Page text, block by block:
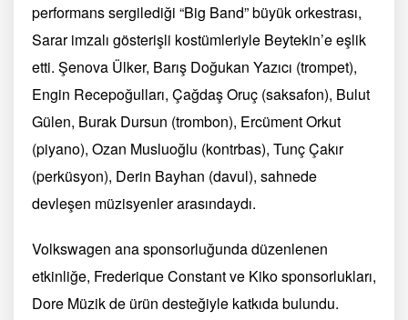
performans sergilediği “Big Band” büyük orkestrası,
Sarar imzalı gösterişli kostümleriyle Beytekin’e eşlik
etti. Şenova Ülker, Barış Doğukan Yazıcı (trompet),
Engin Recepoğulları, Çağdaş Oruç (saksafon), Bulut
Gülen, Burak Dursun (trombon), Ercüment Orkut
(piyano), Ozan Musluoğlu (kontrbas), Tunç Çakır
(perküsyon), Derin Bayhan (davul), sahnede
devleşen müzisyenler arasındaydı.
Volkswagen ana sponsorluğunda düzenlenen
etkinliğe, Frederique Constant ve Kiko sponsorlukları,
Dore Müzik de ürün desteğiyle katkıda bulundu.